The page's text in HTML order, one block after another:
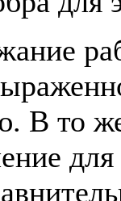
В то
для